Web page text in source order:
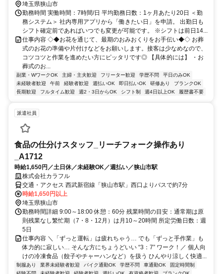
埼玉県狭山市
勤務時間 実働時間：7時間/日 平均勤務日数：1ヶ月あたり20日 ＜勤
務システム＞ 社内専用アプリから「働きたい日」を申請。 出勤日も
シフト確定前であればいつでも変更が可能です。 ※シフトは前日14...
仕事内容 ◇◆お花を通じて、最期のおみおくりをお手伝い◆◇ お葬
式のお花の準備や片付けなどをお願いします。接客は少なめなので、
コツコツと作業を進めたい方にピッタリです◎ 【具体的には】 ・お
葬式のお...
副業・WワークOK 主婦・主夫歓迎 フリーター歓迎 学歴不問
平日のみOK
未経験者歓迎
午前 経験者歓迎 週払いOK 即日払いOK 研修あり
ブランクOK
長期歓迎
フルタイム歓迎 週2・3日からOK シフト制 週4日以上OK 履歴書不要
派遣社員
食品の仕分けスタッフ_リーチフォーク操作あり
_A1712
時給1,650円／土日休／未経験OK／週払い／狭山市駅
株式会社カラフル
交通・アクセス 西武新宿線「狭山市駅」西口よりバスで約7分
時給1,650円以上
埼玉県狭山市
勤務時間詳細 9:00～18:00 休憩：60分 残業時間の目安：通常期は原
則残業なし繁忙期（7・8・12月）は月10～20時間 所定労働日数：週
5日
仕事内容 ＼「ずっと運転」は疲れちゃう… でも「ずっと手作業」も
体力的に寂しい… そんな方にちょうどいい “3：7” ワーク！／ 個人向
けの冷凍食品（餃子やチャーハンなど）を扱う ひんやり涼しく快適...
制服あり 業界未経験者歓迎 バイク通勤OK 学歴不問 車通勤OK
固定時間制